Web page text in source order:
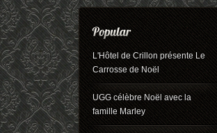
L'Hôtel de Crillon présente Le
Carrosse de Noël
UGG célèbre Noël avec la
famille Marley